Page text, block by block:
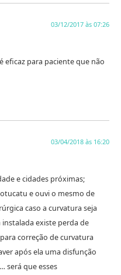
03/12/2017 às 07:26
para paciente que não
03/04/2018 às 16:20
e cidades próximas;
e ouvi o mesmo de
caso a curvatura seja
existe perda de
correção de curvatura
após ela uma disfunção
será que esses